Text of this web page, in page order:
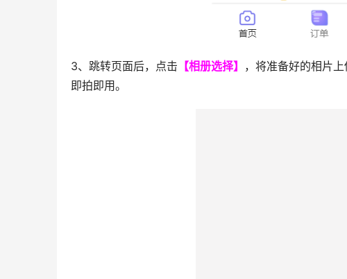
3、跳转页面后，点击 【相册选择】 ，将准备好的相片
即拍即用。